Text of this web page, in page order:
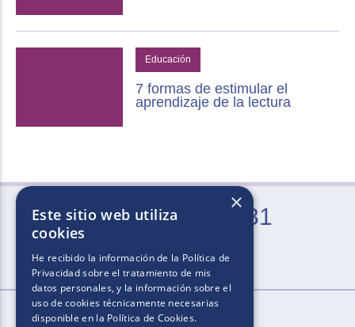
Educación
7 formas de estimular el
aprendizaje de la lectura
0800-666-2031
×
Este sitio web utiliza
cookies
He recibido la información de la Política de
Privacidadsobre el tratamiento de mis
datos personales, y la información sobre el
uso de cookies técnicamente necesarias
disponible en la Política de Cookies.